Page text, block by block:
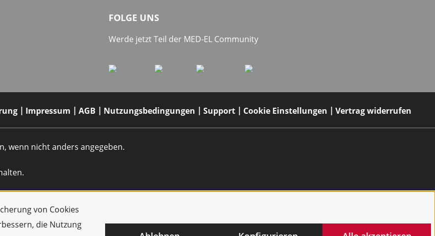
von Cookies
die Nutzung
FOLGE UNS
Werde jetzt Teil der MED-EL Community
Impressum AGB Nutzungsbedingungen Support Cookie Einstellungen Vertrag widerrufen
wenn nicht anders angegeben.